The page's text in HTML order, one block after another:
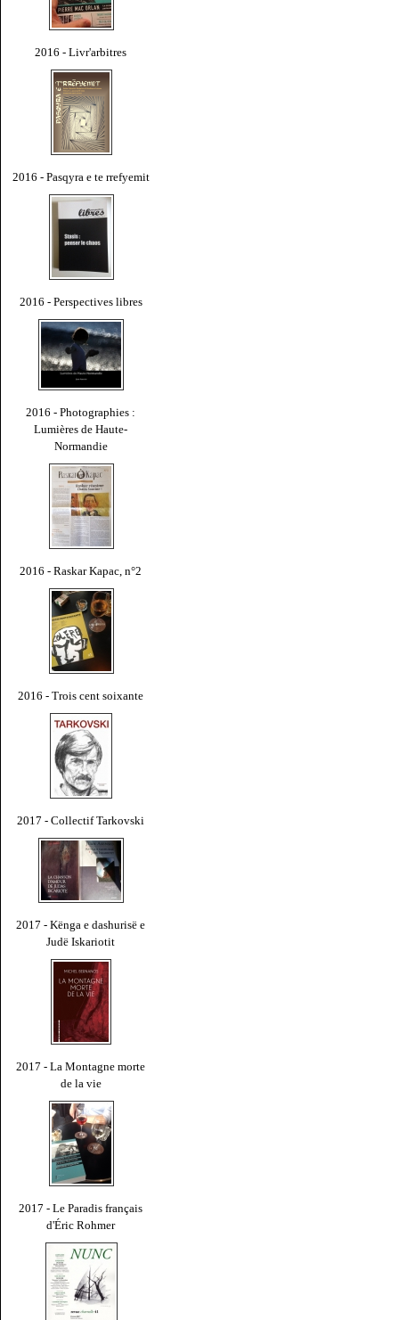
2016 - Livr'arbitres
2016 - Pasqyra e te rrefyemit
2016 - Perspectives libres
2016 - Photographies :
Lumières de Haute-
Normandie
2016 - Raskar Kapac, n°2
2016 - Trois cent soixante
2017 - Collectif Tarkovski
2017 - Kënga e dashurisë e
Judë Iskariotit
2017 - La Montagne morte
de la vie
2017 - Le Paradis français
d'Éric Rohmer